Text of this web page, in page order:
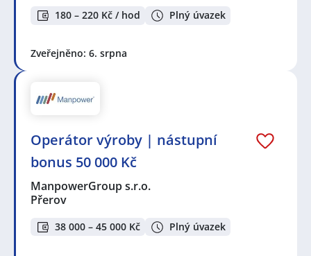
180 – 220 Kč / hod Plný úvazek
Zveřejněno: 6. srpna
Operátor výroby | nástupní
bonus 50 000 Kč
ManpowerGroup s.r.o.
Přerov
38 000 – 45 000 Kč Plný úvazek